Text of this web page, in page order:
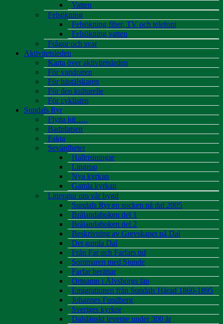
Vatten
Felsökning
Felsökning fiber, TV och telefoni
Felsökning vatten
Frågor och svar
Aktivitetsleden
Karta över aktivitetsleden
För vandraren
För hästälskaren
För den kulturelle
För cyklisten
Sundals Ryr
Flytta hit…..
Badplatsen
Fakta
Sevärdheter
Hällristningar
Lingrop
Nya kyrkan
Gamla kyrkan
Litteratur om vår bygd
Sundals Ryr en socken på dal 2005
Brålandaboken del 1
Brålandaboken del 2
Beskrivning av Grevskapet på Dal
Det gamla Dal
Från Far och Farfars tid
Sommaren med Sjunde
Farfar berättar
Ortnamn i Älvsborgs län
Emigrationen från Sundals Härad 1860-1895
Johannes Fundberg
Sveriges kyrkor
Dalslänskt leverne under 300 år